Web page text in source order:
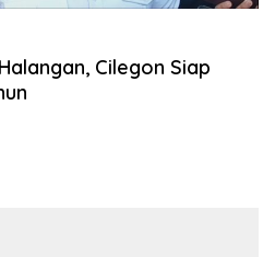
Cilegon Siap